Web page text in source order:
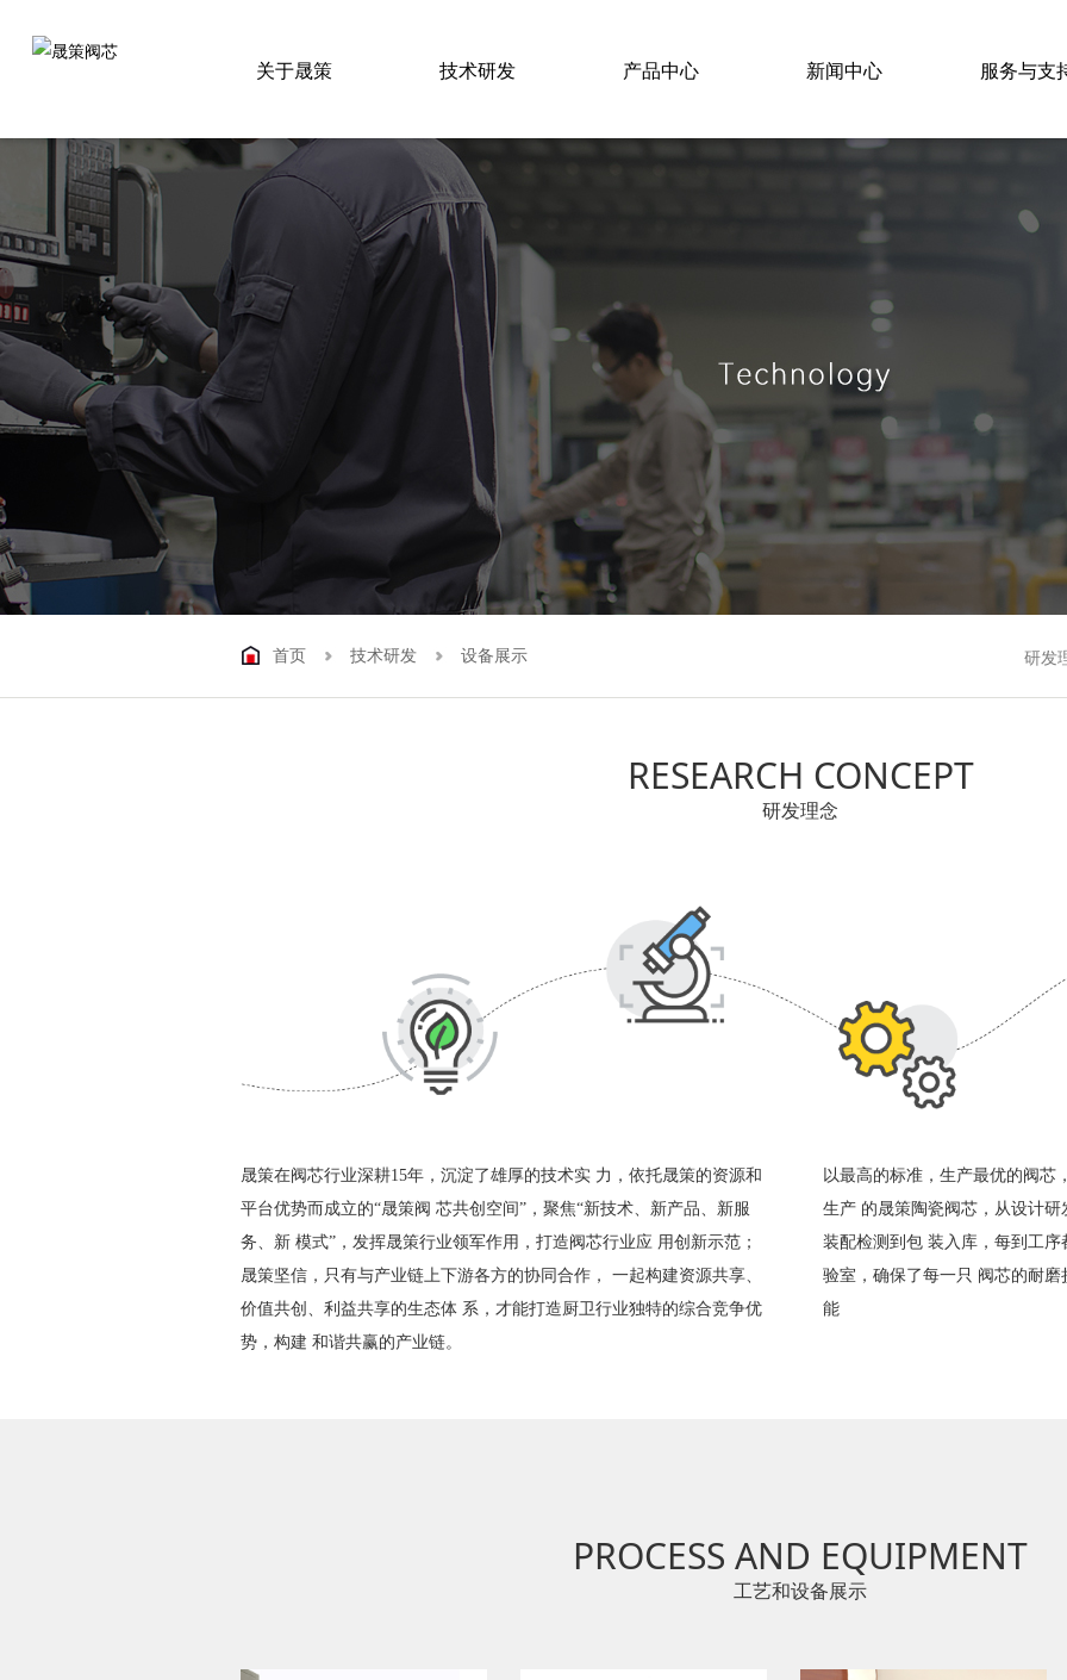
关于晟策
企业简介
技术研发
研发理念
专利证书
设备展示
产品中心 新闻中心
展会资讯
服务与支
常见问题
首页 技术研发 设备展示 研发
RESEARCH CONCEPT
研发理念
晟策在阀芯行业深耕15年，沉淀了雄厚的技术实 力，依托晟策的资源和
平台优势而成立的“晟策阀 芯共创空间”，聚焦“新技术、新产品、新服
务、新 模式”，发挥晟策行业领军作用，打造阀芯行业应 用创新示范；
晟策坚信，只有与产业链上下游各方的协同合作， 一起构建资源共享、
价值共创、利益共享的生态体 系，才能打造厨卫行业独特的综合竞争优
势，构建 和谐共赢的产业链。
以最高的标准，生产最优的阀芯
生产 的晟策陶瓷阀芯，从设计
装配检测到包 装入库，每到工
验室，确保了每一只 阀芯的耐
能
PROCESS AND EQUIPMENT
工艺和设备展示